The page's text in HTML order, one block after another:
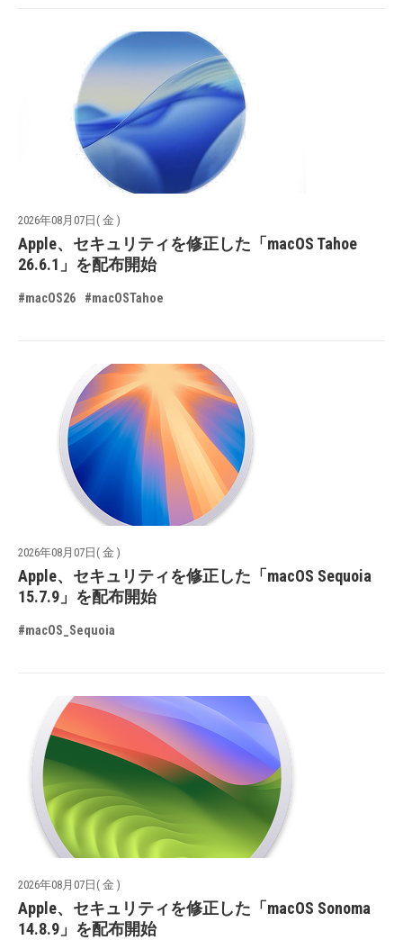
2026年08月07日( 金 )
Apple、セキュリティを修正した「macOS Tahoe
26.6.1」を配布開始
#macOS26 #macOSTahoe
2026年08月07日( 金 )
Apple、セキュリティを修正した「macOS Sequoia
15.7.9」を配布開始
#macOS_Sequoia
2026年08月07日( 金 )
Apple、セキュリティを修正した「macOS Sonoma
14.8.9」を配布開始